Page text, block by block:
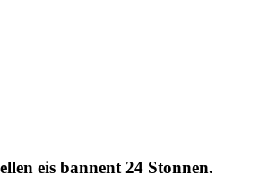
eis bannent 24 Stonnen.